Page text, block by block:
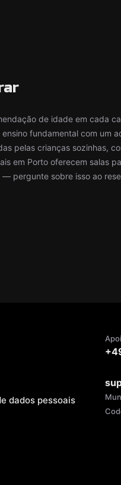
de idade em cada
fundamental com um
pelas crianças sozinhas,
em Porto oferecem salas
pergunte sobre isso ao
dados pessoais